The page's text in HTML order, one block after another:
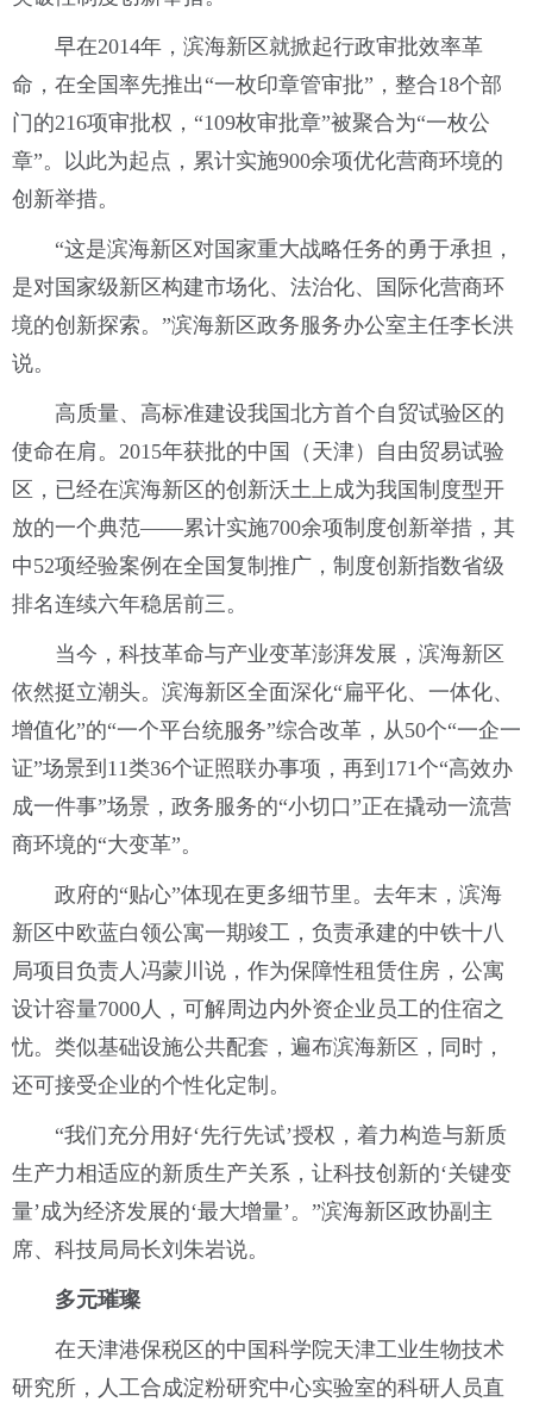
早在2014年，滨海新区就掀起行政审批效率革
命，在全国率先推出“一枚印章管审批”，整合18个部
门的216项审批权，“109枚审批章”被聚合为“一枚公
章”。以此为起点，累计实施900余项优化营商环境的
创新举措。
“这是滨海新区对国家重大战略任务的勇于承担，
是对国家级新区构建市场化、法治化、国际化营商环
境的创新探索。”滨海新区政务服务办公室主任李长洪
说。
高质量、高标准建设我国北方首个自贸试验区的
使命在肩。2015年获批的中国（天津）自由贸易试验
区，已经在滨海新区的创新沃土上成为我国制度型开
放的一个典范——累计实施700余项制度创新举措，其
中52项经验案例在全国复制推广，制度创新指数省级
排名连续六年稳居前三。
当今，科技革命与产业变革澎湃发展，滨海新区
依然挺立潮头。滨海新区全面深化“扁平化、一体化、
增值化”的“一个平台统服务”综合改革，从50个“一企一
证”场景到11类36个证照联办事项，再到171个“高效办
成一件事”场景，政务服务的“小切口”正在撬动一流营
商环境的“大变革”。
政府的“贴心”体现在更多细节里。去年末，滨海
新区中欧蓝白领公寓一期竣工，负责承建的中铁十八
局项目负责人冯蒙川说，作为保障性租赁住房，公寓
设计容量7000人，可解周边内外资企业员工的住宿之
忧。类似基础设施公共配套，遍布滨海新区，同时，
还可接受企业的个性化定制。
“我们充分用好‘先行先试’授权，着力构造与新质
生产力相适应的新质生产关系，让科技创新的‘关键变
量’成为经济发展的‘最大增量’。”滨海新区政协副主
席、科技局局长刘朱岩说。
多元璀璨
在天津港保税区的中国科学院天津工业生物技术
研究所，人工合成淀粉研究中心实验室的科研人员直